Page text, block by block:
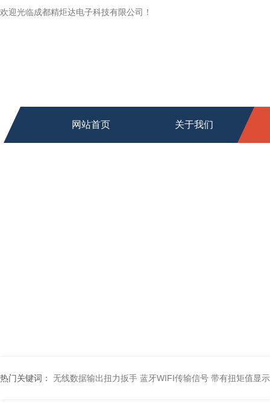
欢迎光临成都精炬达电子科技有限公司！
网站首页 关于我们
热门关键词： 无线数据输出扭力扳手 蓝牙WIFI传输信号 带有扭矩值显